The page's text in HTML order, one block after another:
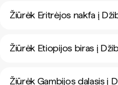
Žiūrėk Eritrėjos nakfa į
Žiūrėk Etiopijos biras į
Žiūrėk Gambijos dalasis į